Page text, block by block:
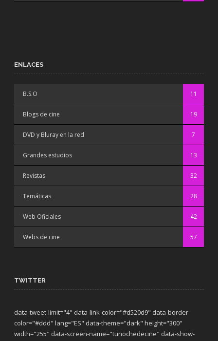
ENLACES
B.S.O 11
Blogs de cine 19
DVD y Bluray en la red 7
Grandes estudios 13
Revistas 32
Temáticas 28
Web Oficiales 42
Webs de cine 57
TWITTER
data-tweet-limit="4" data-link-color="#d520d9" data-border-
color="#ddd" lang="ES" data-theme="dark" height="300"
width="255" data-screen-name="tunochedecine" data-show-